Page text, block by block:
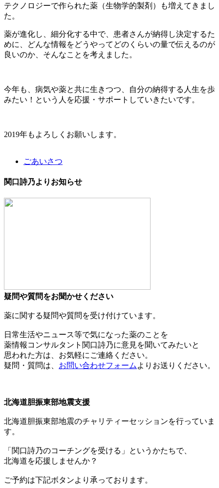
テクノロジーで作られた薬（生物学的製剤）も増えてきまし
た。
薬が進化し、細分化する中で、患者さんが納得し決定するた
めに、どんな情報をどうやってどのくらいの量で伝えるのが
良いのか、そんなことを考えました。
今年も、病気や薬と共に生きつつ、自分の納得する人生を歩
みたい！という人を応援・サポートしていきたいです。
2019年もよろしくお願いします。
ごあいさつ
関口詩乃よりお知らせ
疑問や質問をお聞かせください
薬に関する疑問や質問を受け付けています。
日常生活やニュース等で気になった薬のことを
薬情報コンサルタント関口詩乃に意見を聞いてみたいと
思われた方は、お気軽にご連絡ください。
疑問・質問は、 お問い合わせフォーム よりお送りください。
北海道胆振東部地震支援
北海道胆振東部地震のチャリティーセッションを行っていま
す。
「関口詩乃のコーチングを受ける」というかたちで、
北海道を応援しませんか？
ご予約は下記ボタンより承っております。